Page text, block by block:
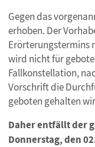
Gegen das
erhoben. Der
Erörterungstermins
wird nicht für
Fallkonstellation,
Vorschrift die
geboten gehalten
Daher entfällt der
Donnerstag, den